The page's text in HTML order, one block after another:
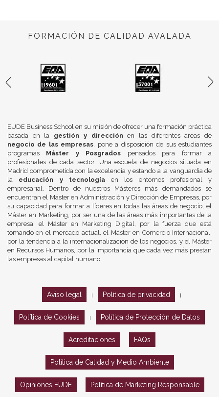
FORMACIÓN DE CALIDAD AVALADA
EUDE Business School en su misión de ofrecer una formación práctica
basada en la gestión y dirección en las diferentes áreas de
negocio de las empresas, pone a disposición de sus estudiantes
programas Máster y Posgrados pensados para formar a
profesionales de cada sector. Una escuela de negocios situada en
Madrid comprometida con la excelencia y estando a la vanguardia de
la educación y tecnologíaen los entornos profesional y
empresarial. Dentro de nuestros Másteres más demandados se
encuentran el Máster en Administración y Dirección de Empresas, por
su capacidad para formar a líderes en todas las áreas de negocio, el
Máster en Marketing, por ser una de las áreas más importantes de la
empresa, el Máster en Marketing Digital, por la fuerza que está
tomando en el mercado actual, el Máster en Comercio Internacional,
por la tendencia a la internacionalización de los negocios, y el Máster
en Recursos Humanos, por la importancia que cada vez más prestan
las empresas al capital humano.
Aviso legal Política de privacidad
Política de Cookies Política de Protección de Datos
Acreditaciones FAQs
Política de Calidad y Medio Ambiente
Opiniones EUDE Política de Marketing Responsable